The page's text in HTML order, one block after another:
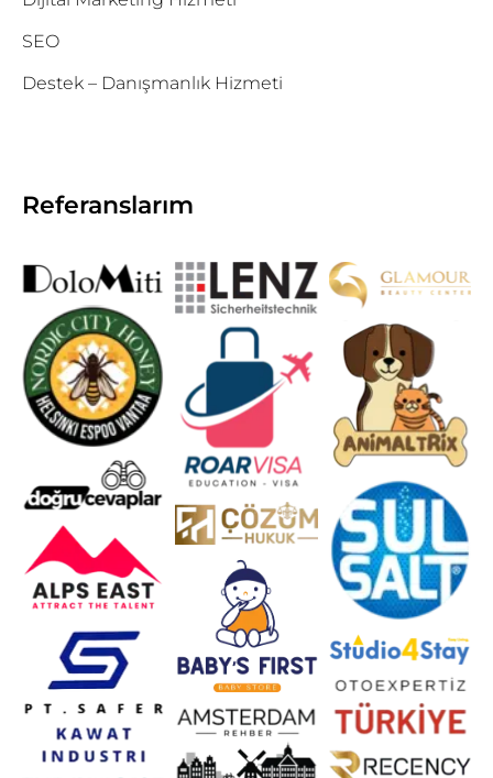
SEO
Destek – Danışmanlık Hizmeti
Referanslarım